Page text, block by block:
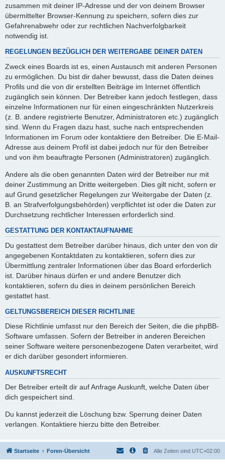
zusammen mit deiner IP-Adresse und der von deinem Browser
übermittelter Browser-Kennung zu speichern, sofern dies zur
Gefahrenabwehr oder zur rechtlichen Nachverfolgbarkeit
notwendig ist.
REGELUNGEN BEZÜGLICH DER WEITERGABE DEINER DATEN
Zweck eines Boards ist es, einen Austausch mit anderen Personen
zu ermöglichen. Du bist dir daher bewusst, dass die Daten deines
Profils und die von dir erstellten Beiträge im Internet öffentlich
zugänglich sein können. Der Betreiber kann jedoch festlegen, dass
einzelne Informationen nur für einen eingeschränkten Nutzerkreis
(z. B. andere registrierte Benutzer, Administratoren etc.) zugänglich
sind. Wenn du Fragen dazu hast, suche nach entsprechenden
Informationen im Forum oder kontaktiere den Betreiber. Die E-Mail-
Adresse aus deinem Profil ist dabei jedoch nur für den Betreiber
und von ihm beauftragte Personen (Administratoren) zugänglich.
Andere als die oben genannten Daten wird der Betreiber nur mit
deiner Zustimmung an Dritte weitergeben. Dies gilt nicht, sofern er
auf Grund gesetzlicher Regelungen zur Weitergabe der Daten (z.
B. an Strafverfolgungsbehörden) verpflichtet ist oder die Daten zur
Durchsetzung rechtlicher Interessen erforderlich sind.
GESTATTUNG DER KONTAKTAUFNAHME
Du gestattest dem Betreiber darüber hinaus, dich unter den von dir
angegebenen Kontaktdaten zu kontaktieren, sofern dies zur
Übermittlung zentraler Informationen über das Board erforderlich
ist. Darüber hinaus dürfen er und andere Benutzer dich
kontaktieren, sofern du dies in deinem persönlichen Bereich
gestattet hast.
GELTUNGSBEREICH DIESER RICHTLINIE
Diese Richtlinie umfasst nur den Bereich der Seiten, die die phpBB-
Software umfassen. Sofern der Betreiber in anderen Bereichen
seiner Software weitere personenbezogene Daten verarbeitet, wird
er dich darüber gesondert informieren.
AUSKUNFTSRECHT
Der Betreiber erteilt dir auf Anfrage Auskunft, welche Daten über
dich gespeichert sind.
Du kannst jederzeit die Löschung bzw. Sperrung deiner Daten
verlangen. Kontaktiere hierzu bitte den Betreiber.
Startseite Foren-Übersicht Alle Zeiten sind UTC+02:00